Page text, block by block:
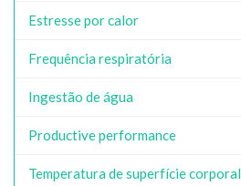
Estresse por calor
Frequência respiratória
Ingestão de água
Productive performance
Temperatura de superfície corporal